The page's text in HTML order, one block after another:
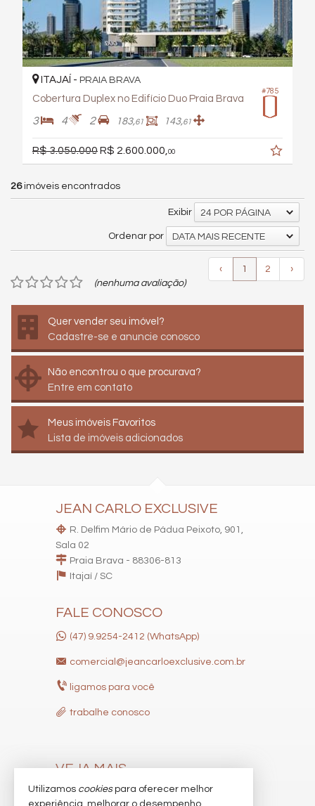
#785
ITAJAÍ - PRAIA BRAVA
Cobertura Duplex no Edifício Duo Praia Brava
3 4 2 183,61 143,61
R$ 3.050.000R$ 2.600.000, 00
26imóveis encontrados
Exibir 24 POR PÁGINA
Ordenar por DATA MAIS RECENTE
‹ 1 2
›
(nenhuma avaliação)
Quer vender seu imóvel?
Cadastre-se e anuncie conosco
Não encontrou o que procurava?
Entre em contato
Meus imóveis Favoritos
Lista de imóveis adicionados
JEAN CARLO EXCLUSIVE
R. Delfim Mário de Pádua Peixoto, 901,
Sala 02
Praia Brava - 88306-813
Itajaí / SC
FALE CONOSCO
(47) 9.9254-2412 (WhatsApp)
comercial@jeancarloexclusive.com.br
ligamos para você
trabalhe conosco
VEJA MAIS
receba nosso newsletter
Utilizamos cookiespara oferecer melhor
experiência, melhorar o desempenho,